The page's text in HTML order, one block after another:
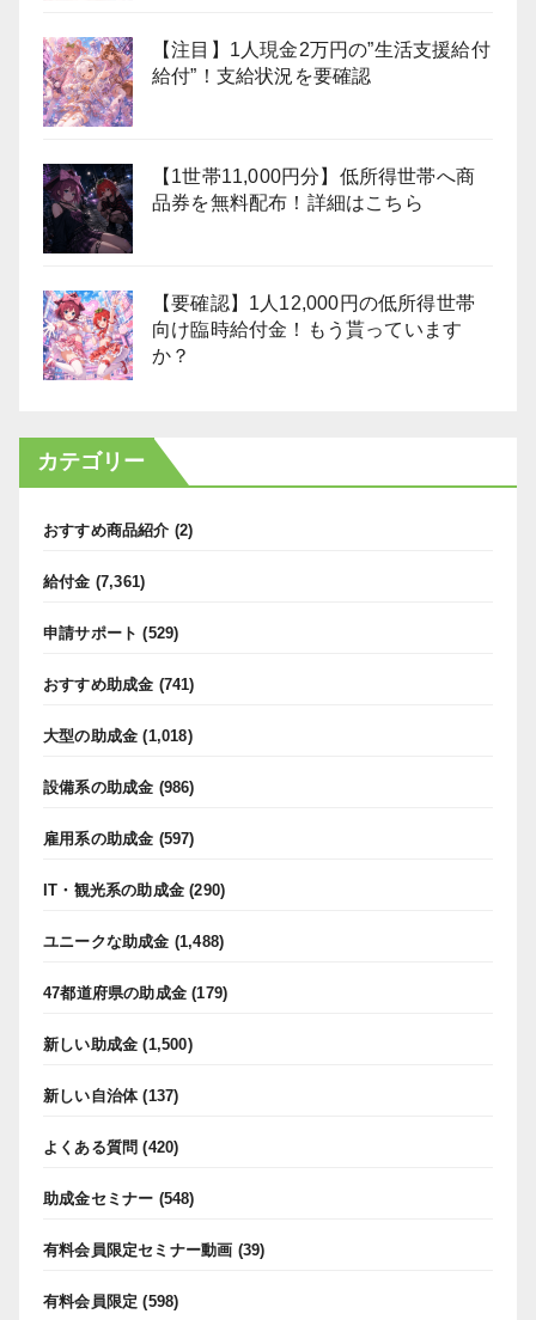
【注目】1人現金2万円の”生活支援給付
給付”！支給状況を要確認
【1世帯11,000円分】低所得世帯へ商
品券を無料配布！詳細はこちら
【要確認】1人12,000円の低所得世帯
向け臨時給付金！もう貰っています
か？
カテゴリー
おすすめ商品紹介 (2)
給付金 (7,361)
申請サポート (529)
おすすめ助成金 (741)
大型の助成金 (1,018)
設備系の助成金 (986)
雇用系の助成金 (597)
IT・観光系の助成金 (290)
ユニークな助成金 (1,488)
47都道府県の助成金 (179)
新しい助成金 (1,500)
新しい自治体(137)
よくある質問 (420)
助成金セミナー (548)
有料会員限定セミナー動画 (39)
有料会員限定 (598)